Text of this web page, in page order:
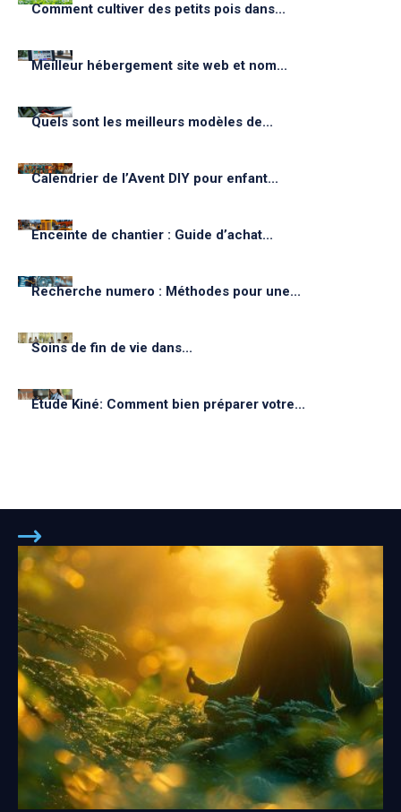
Comment cultiver des petits pois dans...
Meilleur hébergement site web et nom...
Quels sont les meilleurs modèles de...
Calendrier de l’Avent DIY pour enfant...
Enceinte de chantier : Guide d’achat...
Recherche numero : Méthodes pour une...
Soins de fin de vie dans...
Étude Kiné: Comment bien préparer votre...